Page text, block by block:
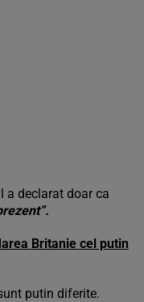
a declarat doar ca
Britanie cel putin
putin diferite.